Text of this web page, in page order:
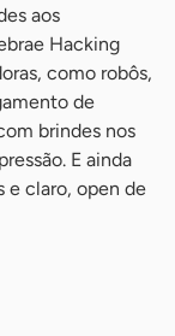
aos
Hacking
como robôs,
de
brindes nos
E ainda
e claro, open de